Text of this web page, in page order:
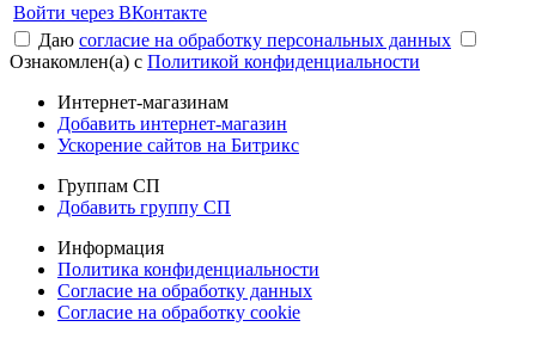
Войти через ВКонтакте
Даю согласие на обработку персональных данных
Ознакомлен(а) с Политикой конфиденциальности
Интернет-магазинам
Добавить интернет-магазин
Ускорение сайтов на Битрикс
Группам СП
Добавить группу СП
Информация
Политика конфиденциальности
Согласие на обработку данных
Согласие на обработку cookie